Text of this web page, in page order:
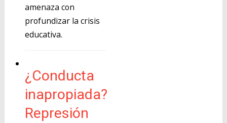
amenaza con
profundizar la crisis
educativa.
¿Conducta
inapropiada?
Represión